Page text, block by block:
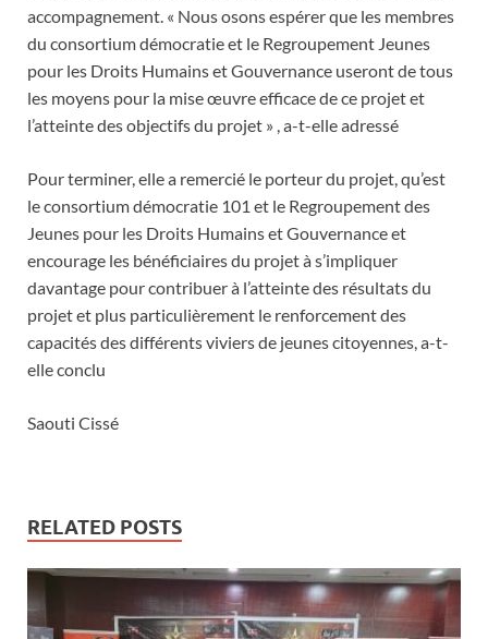
accompagnement. « Nous osons espérer que les membres
du consortium démocratie et le Regroupement Jeunes
pour les Droits Humains et Gouvernance useront de tous
les moyens pour la mise œuvre efficace de ce projet et
l’atteinte des objectifs du projet » , a-t-elle adressé
Pour terminer, elle a remercié le porteur du projet, qu’est
le consortium démocratie 101 et le Regroupement des
Jeunes pour les Droits Humains et Gouvernance et
encourage les bénéficiaires du projet à s’impliquer
davantage pour contribuer à l’atteinte des résultats du
projet et plus particulièrement le renforcement des
capacités des différents viviers de jeunes citoyennes, a-t-
elle conclu
Saouti Cissé
RELATED POSTS